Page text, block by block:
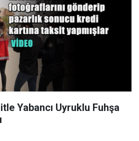
Yabancı Uyruklu Fuhşa